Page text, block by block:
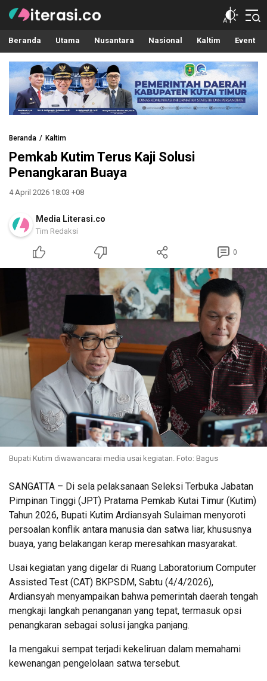
Literasi.co
Pilar Informasi
Beranda Utama Nusantara Nasional Kaltim Event
Beranda Kaltim
Pemkab Kutim Terus Kaji Solusi
Penangkaran Buaya
4 April 2026 18:03 +08
Media Literasi.co
Tim Redaksi
0
Bupati Kutim diwawancarai media usai kegiatan. Foto: Bagus
SANGATTA – Di sela pelaksanaan Seleksi Terbuka Jabatan
Pimpinan Tinggi (JPT) Pratama Pemkab Kutai Timur (Kutim)
Tahun 2026, Bupati Kutim Ardiansyah Sulaiman menyoroti
persoalan konflik antara manusia dan satwa liar, khususnya
buaya, yang belakangan kerap meresahkan masyarakat.
Usai kegiatan yang digelar di Ruang Laboratorium Computer
Assisted Test (CAT) BKPSDM, Sabtu (4/4/2026),
Ardiansyah menyampaikan bahwa pemerintah daerah tengah
mengkaji langkah penanganan yang tepat, termasuk opsi
penangkaran sebagai solusi jangka panjang.
Ia mengakui sempat terjadi kekeliruan dalam memahami
kewenangan pengelolaan satwa tersebut.